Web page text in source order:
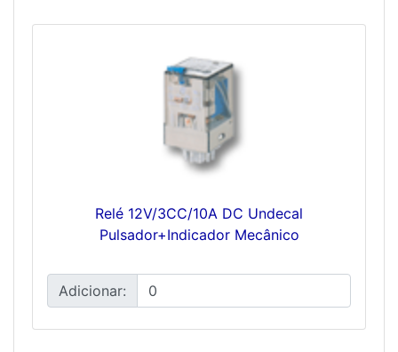
Relé 12V/3CC/10A DC Undecal
Pulsador+Indicador Mecânico
Adicionar: